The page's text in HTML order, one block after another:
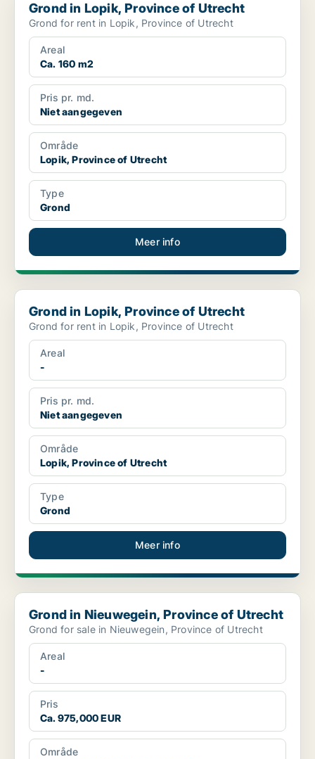
Grond in Lopik, Province of Utrecht
Grond for rent in Lopik, Province of Utrecht
Areal
Ca. 160 m2
Pris pr. md.
Niet aangegeven
Område
Lopik, Province of Utrecht
Type
Grond
Meer info
Grond in Lopik, Province of Utrecht
Grond in Lopik, Province of Utrecht
Grond for rent in Lopik, Province of Utrecht
Areal
-
Pris pr. md.
Niet aangegeven
Område
Lopik, Province of Utrecht
Type
Grond
Meer info
Grond in Nieuwegein, Province of Utrecht
Grond in Nieuwegein, Province of Utrecht
Grond for sale in Nieuwegein, Province of Utrecht
Areal
-
Pris
Ca. 975,000 EUR
Område